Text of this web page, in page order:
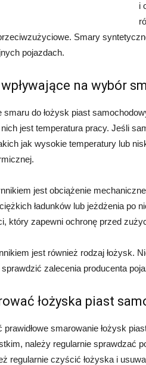
i
Smary
pojazdach.
na wybór
smaru do łożysk piast
jest temperatura pracy. Jeśli
jak wysokie temperatury lub
jest obciążenie
ładunków lub jeżdżenia po
który zapewni ochronę przed
jest również rodzaj łożysk.
zalecenia producenta
łożyska piast
prawidłowe smarowanie łożysk
należy regularnie sprawdzać
regularnie czyścić łożyska i